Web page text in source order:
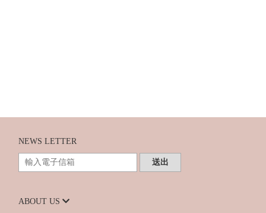
NEWS LETTER
送出
ABOUT US